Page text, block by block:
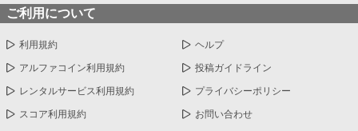
ご利用について
利用規約 ヘルプ
アルファコイン利用規約 投稿ガイドライン
レンタルサービス利用規約 プライバシーポリシー
スコア利用規約 お問い合わせ